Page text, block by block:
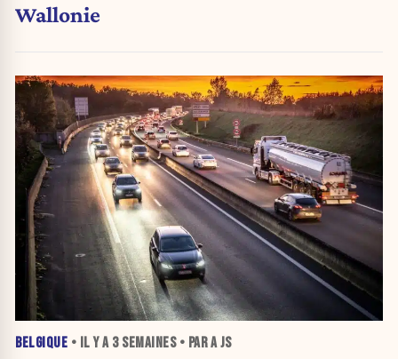
Wallonie
BELGIQUE • IL Y A 3 SEMAINES• PAR A JS